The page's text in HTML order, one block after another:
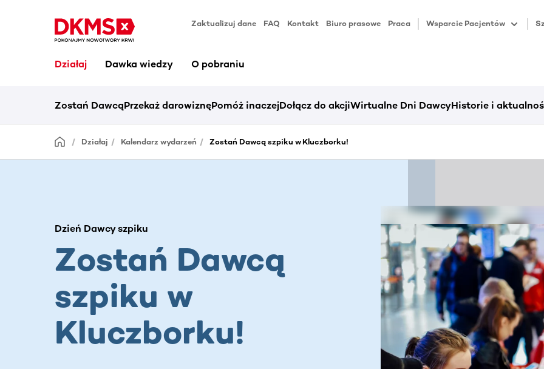
Zaktualizuj dane FAQ Kontakt Biuro prasowe Praca Wsparcie Pacjentów
Działaj Dawka wiedzy O pobraniu
Zostań DawcąPrzekaż darowiznęPomóż inaczejDołącz do akcjiWirtualne Dni DawcyHistorie i
Działaj Kalendarz wydarzeń Zostań Dawcą szpiku w Kluczborku!
Dzień Dawcy szpiku
Zostań Dawcą
szpiku w
Kluczborku!